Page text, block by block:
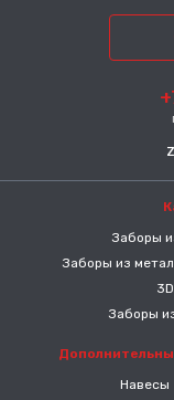
Заборы
Заборы из
Заборы
Навесы